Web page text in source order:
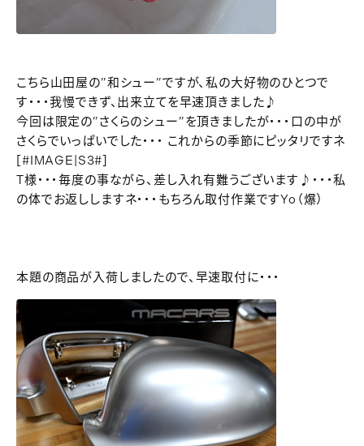
こちら山田屋の”和シュー”ですが、私の大好物のひとつで
す・・・我慢できず、出来立てを早速頂きました♪
今回は限定の”さくらのシュー”を頂きましたが・・・口の中が
さくらでいっぱいでした・・・ これからの季節にピッタリですネ
[#IMAGE|S3#]
T様・・・毎度の事ながら、差し入れ有難うございます♪・・・私
の体でお返ししますネ・・・もちろん取付作業ですYo（爆）
本題の商品が入荷しましたので、早速取付に・・・